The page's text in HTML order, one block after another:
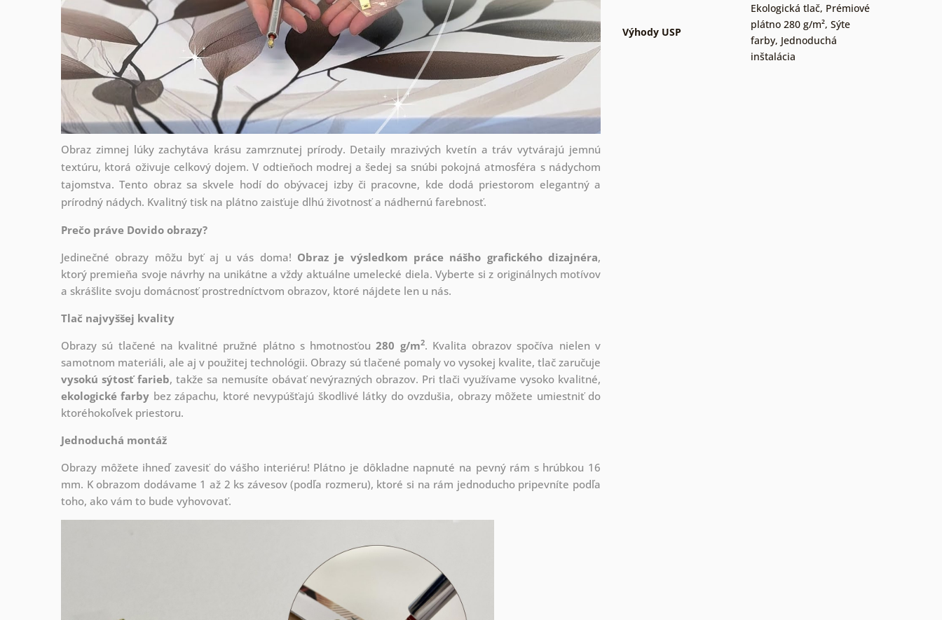
Obraz zimnej lúky zachytáva krásu zamrznutej prírody. Detaily mrazivých kvetín a tráv vytvárajú jemnú
textúru, ktorá oživuje celkový dojem. V odtieňoch modrej a šedej sa snúbi pokojná atmosféra s nádychom
tajomstva. Tento obraz sa skvele hodí do obývacej izby či pracovne, kde dodá priestorom elegantný a
prírodný nádych. Kvalitný tisk na plátno zaisťuje dlhú životnosť a nádhernú farebnosť.
Prečo práve Dovido obrazy?
Jedinečné obrazy môžu byť aj u vás doma! Obraz je výsledkom práce nášho grafického dizajnéra,
ktorý premieňa svoje návrhy na unikátne a vždy aktuálne umelecké diela. Vyberte si z originálnych motívov
a skrášlite svoju domácnosť prostredníctvom obrazov, ktoré nájdete len u nás.
Tlač najvyššej kvality
Obrazy sú tlačené na kvalitné pružné plátno s hmotnosťou280 g/m2. Kvalita obrazov spočíva nielen v
samotnom materiáli, ale aj v použitej technológii. Obrazy sú tlačené pomaly vo vysokej kvalite, tlač zaručuje
vysokú sýtosť farieb, takže sa nemusíte obávať nevýrazných obrazov. Pri tlači využívame vysoko kvalitné,
ekologické farby bez zápachu, ktoré nevypúšťajú škodlivé látky do ovzdušia, obrazy môžete umiestniť do
ktoréhokoľvek priestoru.
Jednoduchá montáž
Obrazy môžete ihneď zavesiť do vášho interiéru! Plátno je dôkladne napnuté na pevný rám s hrúbkou 16
mm. K obrazom dodávame 1 až 2 ks závesov (podľa rozmeru), ktoré si na rám jednoducho pripevníte podľa
toho, ako vám to bude vyhovovať.
Výhody USP
Ekologická tlač, Prémiové
plátno 280 g/m², Sýte
farby, Jednoduchá
inštalácia